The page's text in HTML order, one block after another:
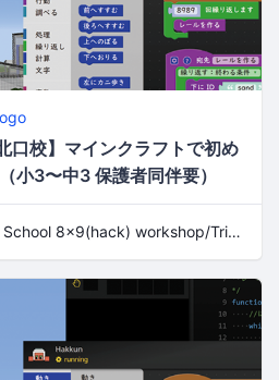
校】マインクラフトで初め
小3〜中3 保護者同伴要）
Kids Programming School 8x9(hack) workshop/Trial Lesson